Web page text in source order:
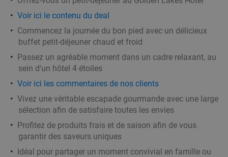
Voir ici le contenu du deal
Commencez la journée du bon pied avec un délicieux
buffet petit-déjeuner chaud et froid
Passez un agréable moment dans un cadre relaxant, au
sein d'un hôtel 4 étoiles
Voir ici les commentaires de nos clients
Vivez une véritable escapade gourmande avec une large
sélection afin de satisfaire toutes les envies
Profitez de produits frais et de saison afin de vous
garantir des saveurs uniques
Idéal pour partager un moment convivial en famille ou